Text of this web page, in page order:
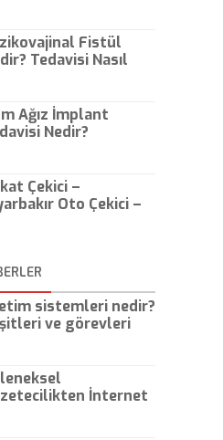
Fistül
Tedavisi Nasıl
Ağız İmplant
Nedir?
Çekici –
Oto Çekici –
sistemleri nedir?
ve görevleri
İnternet